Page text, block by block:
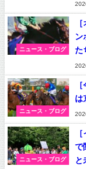
ニュース・ブログ
ン
た
ニュース・ブログ
は
ニュース・ブログ
で
と